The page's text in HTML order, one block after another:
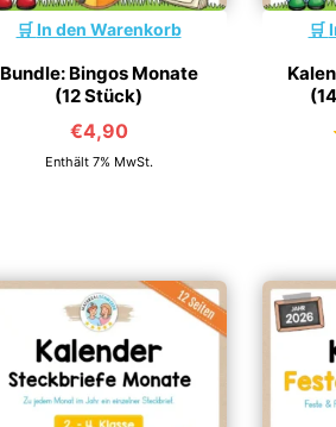
In den Warenkorb
Bundle: Bingos Monate
(12 Stück)
€4,90
Enthält 7% MwSt.